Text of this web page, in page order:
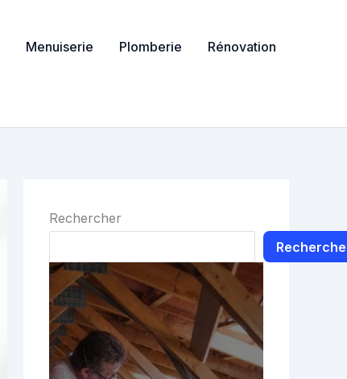
Menuiserie Plomberie Rénovation
Rechercher